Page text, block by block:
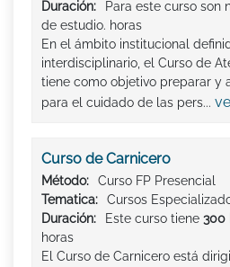
Duración:
Para este curso son
de estudio. horas
En el ámbito institucional
interdisciplinario, el Curso de
tiene como objetivo preparar y
para el cuidado de las pers...
Curso de Carnicero
Método:
Curso FP Presencial
Tematica:
Cursos
Duración:
Este curso tiene 300
horas
El Curso de Carnicero está